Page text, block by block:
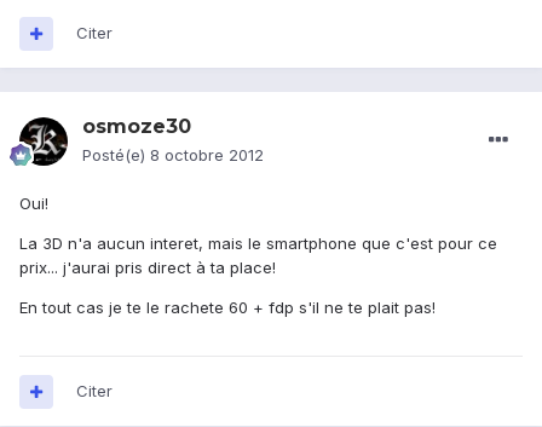
Citer
osmoze30
Posté(e) 8 octobre 2012
Oui!
La 3D n'a aucun interet, mais le smartphone que c'est pour ce
prix... j'aurai pris direct à ta place!
En tout cas je te le rachete 60 + fdp s'il ne te plait pas!
Citer